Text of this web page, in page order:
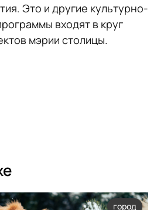
Это и другие культурно-
входят в круг
мэрии столицы.
город